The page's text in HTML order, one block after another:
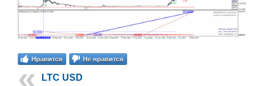
Нравится Не нравится
LTC USD